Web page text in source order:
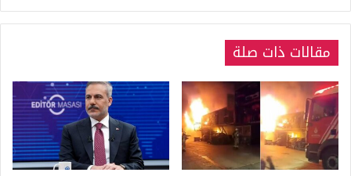
مقالات ذات صلة